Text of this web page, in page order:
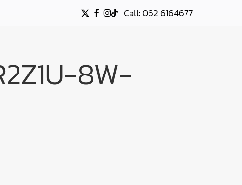
Call: 062 6164677
X-
TWITTER
FACEBOOK
INSTAGRAM
TIKTOK
8W-